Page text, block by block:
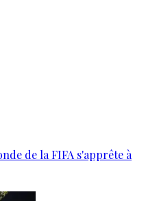
de la FIFA s'apprête à